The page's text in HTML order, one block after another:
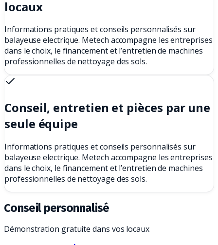
locaux
Informations pratiques et conseils personnalisés sur
balayeuse electrique. Metech accompagne les entreprises
dans le choix, le financement et l’entretien de machines
professionnelles de nettoyage des sols.
Conseil, entretien et pièces par une
seule équipe
Informations pratiques et conseils personnalisés sur
balayeuse electrique. Metech accompagne les entreprises
dans le choix, le financement et l’entretien de machines
professionnelles de nettoyage des sols.
Conseil personnalisé
Démonstration gratuite dans vos locaux